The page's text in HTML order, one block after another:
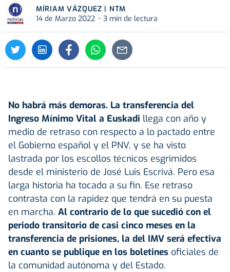
MÍRIAM VÁZQUEZ | NTM
14 de Marzo 2022
3 min de lectura
No habrá más demoras. La transferencia del
Ingreso Mínimo Vital a Euskadi llega con año y
medio de retraso con respecto a lo pactado entre
el Gobierno español y el PNV, y se ha visto
lastrada por los escollos técnicos esgrimidos
desde el ministerio de José Luis Escrivá. Pero esa
larga historia ha tocado a su fin. Ese retraso
contrasta con la rapidez que tendrá en su puesta
en marcha. Al contrario de lo que sucedió con el
periodo transitorio de casi cinco meses en la
transferencia de prisiones, la del IMV será efectiva
en cuanto se publique en los boletines oficiales de
la comunidad autónoma y del Estado.